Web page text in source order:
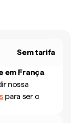
Sem tarifa
em França.
nossa
para ser o